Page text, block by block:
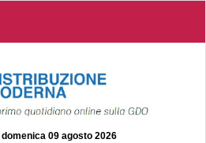
domenica 09 agosto 2026